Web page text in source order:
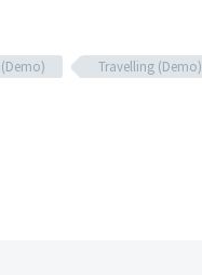
Travelling (Demo)